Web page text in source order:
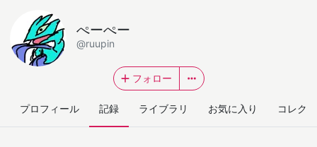
ぺーぺー
@ruupin
フォロー
プロフィール 記録 ライブラリ お気に入り コレク